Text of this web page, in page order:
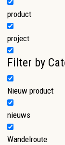
product
project
Filter by
Nieuw product
nieuws
Wandelroute